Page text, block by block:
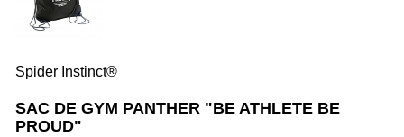
Spider Instinct®
SAC DE GYM PANTHER "BE ATHLETE BE
PROUD"